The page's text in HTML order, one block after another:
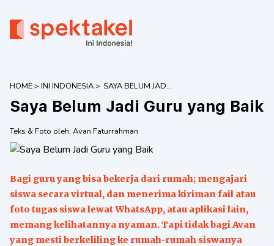
HOME> INI INDONESIA> SAYA BELUM JADI
GURU YANG BAIK
Saya Belum Jadi Guru yang Baik
Teks & Foto oleh: Avan Faturrahman
Bagi guru yang bisa bekerja dari rumah; mengajari
siswa secara virtual, dan menerima kiriman fail atau
foto tugas siswa lewat WhatsApp, atau aplikasi lain,
memang kelihatannya nyaman. Tapi tidak bagi Avan
yang mesti berkeliling ke rumah-rumah siswanya